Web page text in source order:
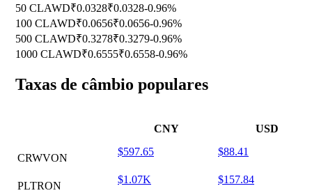
50 CLAWD₹0.0328₹0.0328-0.96%
100 CLAWD₹0.0656₹0.0656-0.96%
500 CLAWD₹0.3278₹0.3279-0.96%
1000 CLAWD₹0.6555₹0.6558-0.96%
Taxas de câmbio populares
CNY USD
CRWVON
$597.65 $88.41
PLTRON
$1.07K $157.84